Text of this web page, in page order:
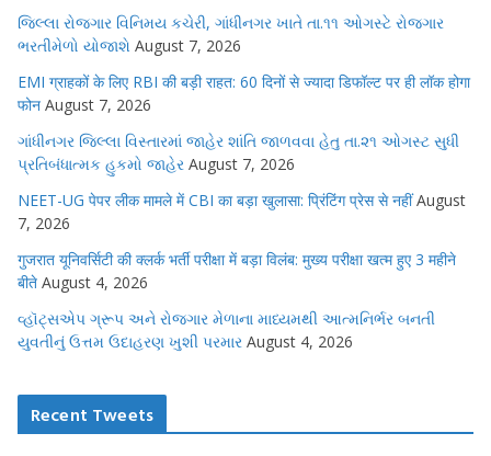
જિલ્લા રોજગાર વિનિમય કચેરી, ગાંધીનગર ખાતે તા.૧૧ ઓગસ્ટે રોજગાર
ભરતીમેળો યોજાશે August 7, 2026
EMI ग्राहकों के लिए RBI की बड़ी राहत: 60 दिनों से ज्यादा डिफॉल्ट पर ही लॉक होगा
फोन August 7, 2026
ગાંધીનગર જિલ્લા વિસ્તારમાં જાહેર શાંતિ જાળવવા હેતુ તા.૨૧ ઓગસ્ટ સુધી
પ્રતિબંધાત્મક હુકમો જાહેર August 7, 2026
NEET-UG पेपर लीक मामले में CBI का बड़ा खुलासा: प्रिंटिंग प्रेस से नहीं August
7, 2026
गुजरात यूनिवर्सिटी की क्लर्क भर्ती परीक्षा में बड़ा विलंब: मुख्य परीक्षा खत्म हुए 3 महीने
बीते August 4, 2026
વ્હૉટ્સએપ ગ્રૂપ અને રોજગાર મેળાના માધ્યમથી આત્મનિર્ભર બનતી
યુવતીનું ઉત્તમ ઉદાહરણ ખુશી પરમાર August 4, 2026
Recent Tweets